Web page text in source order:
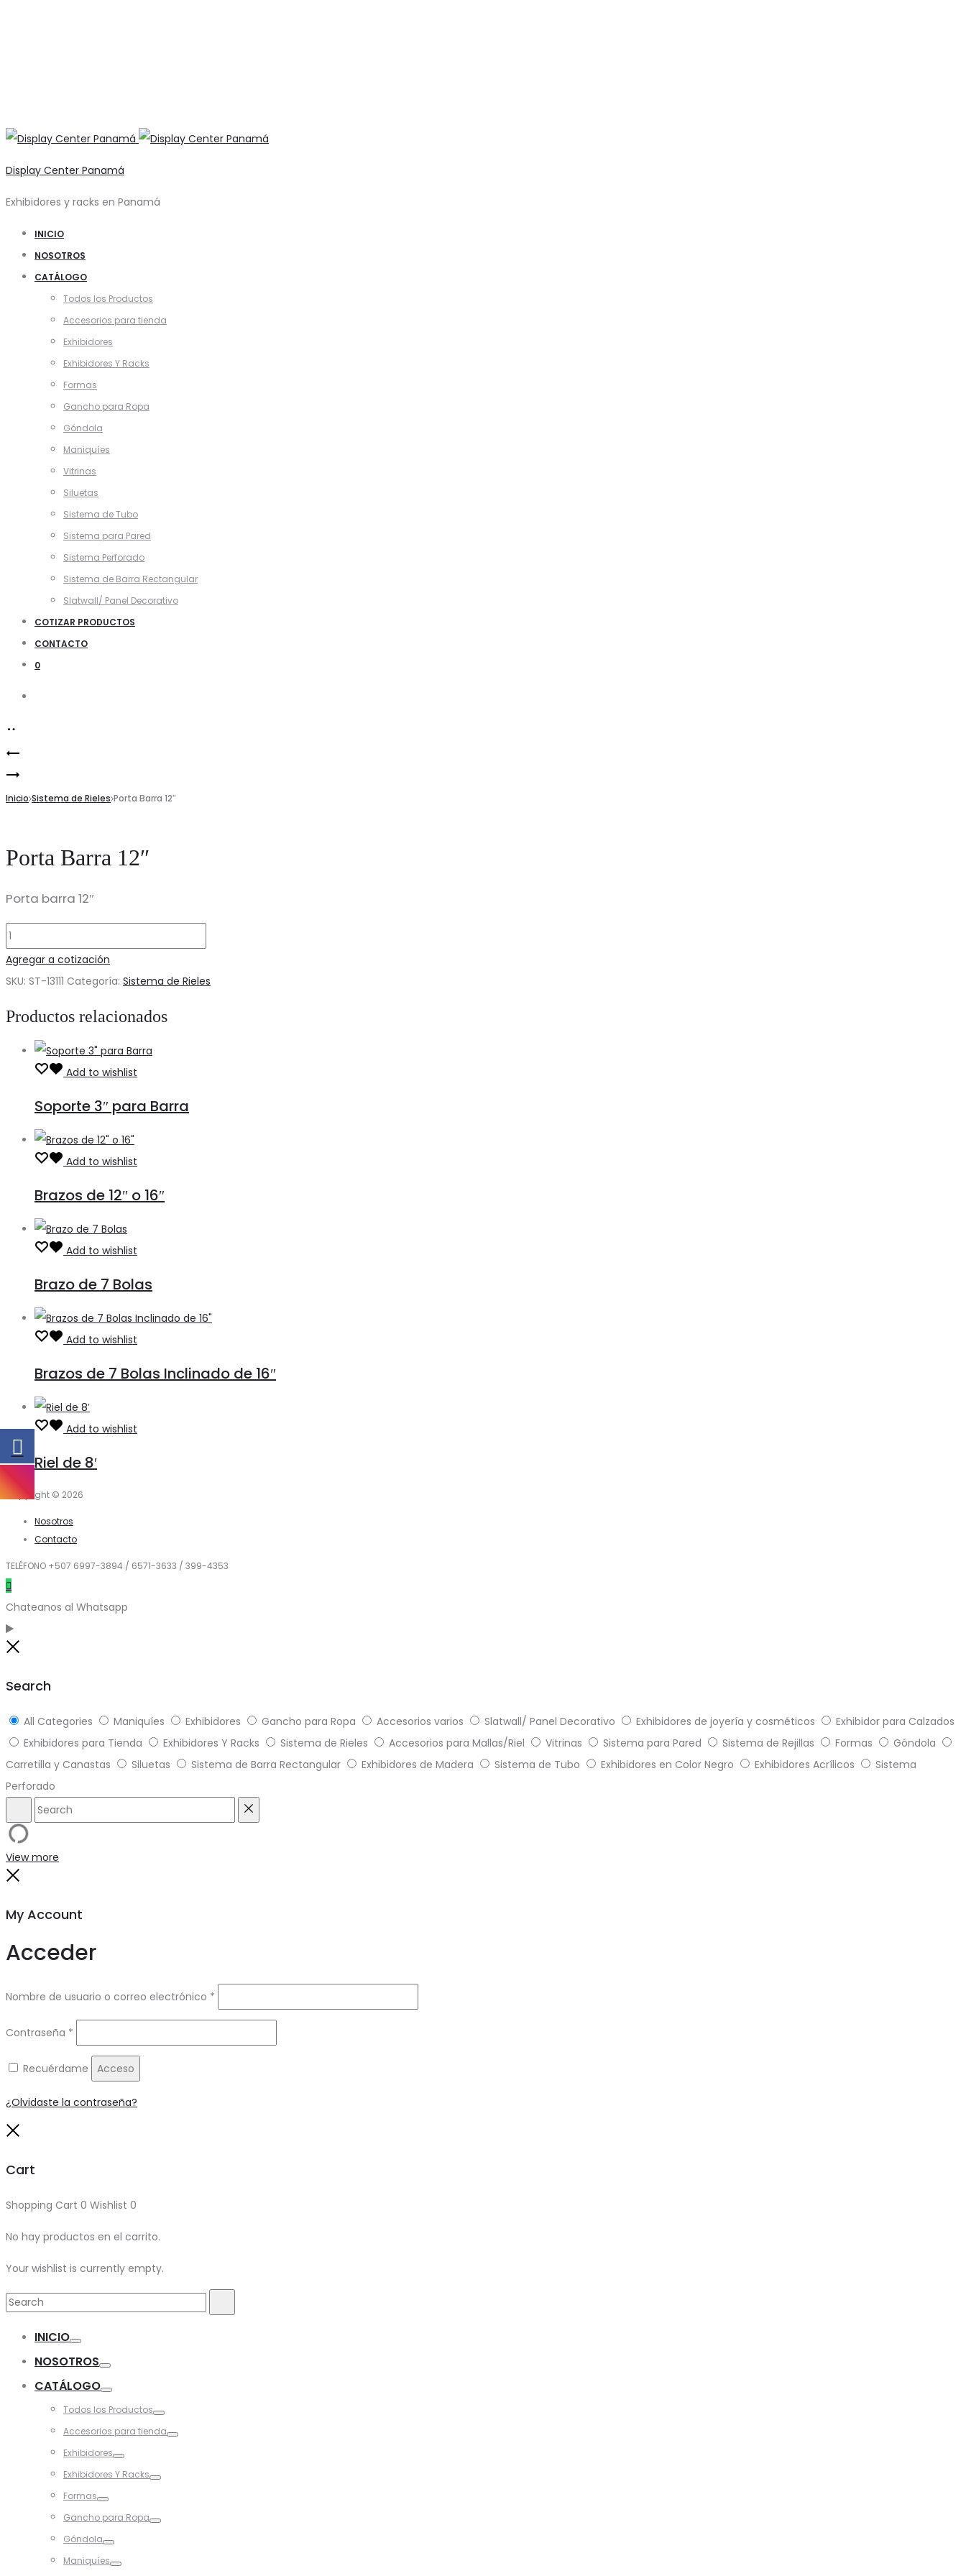
Display Center Panamá
Exhibidores y racks en Panamá
INICIO
NOSOTROS
CATÁLOGO
Todos los Productos
Accesorios para tienda
Exhibidores
Exhibidores Y Racks
Formas
Gancho para Ropa
Góndola
Maniquíes
Vitrinas
Siluetas
Sistema de Tubo
Sistema para Pared
Sistema Perforado
Sistema de Barra Rectangular
Slatwall/ Panel Decorativo
COTIZAR PRODUCTOS
CONTACTO
0
Product
navigation
3″
Reforzado
Riel
8′
Inicio Sistema de Rieles Porta Barra 12″
Porta Barra 12″
Porta barra 12″
Porta
Barra
12"
Agregar a cotización
SKU: ST-13111 Categoría: Sistema de Rieles
Productos relacionados
Add to wishlist
Soporte 3″ para Barra
Add to wishlist
Brazos de 12″ o 16″
Add to wishlist
Brazo de 7 Bolas
Add to wishlist
Brazos de 7 Bolas Inclinado de 16″
Add to wishlist
Riel de 8′
Copyright © 2026
Nosotros
Contacto
TELÉFONO +507 6997-3894 / 6571-3633 / 399-4353
Chateanos al Whatsapp
Search
All Categories Maniquíes Exhibidores Gancho para Ropa Accesorios varios Slatwall/ Panel Decorativo Exhibidores de joyería y cosméticos
Exhibidor para Calzados
Exhibidores para Tienda
Exhibidores Y Racks Sistema de Rieles Accesorios para Mallas/Riel Vitrinas Sistema para Pared Sistema de Rejillas Formas
Góndola
Carretilla y Canastas
Siluetas Sistema de Barra Rectangular Exhibidores de Madera Sistema de Tubo Exhibidores en Color Negro Exhibidores Acrílicos
Sistema
Perforado
Search
View more
My Account
Acceder
Nombre de usuario o correo electrónico *
Contraseña *
Recuérdame Acceso
¿Olvidaste la contraseña?
Cart
Shopping Cart 0 Wishlist 0
No hay productos en el carrito.
Your wishlist is currently empty.
Search
INICIO
NOSOTROS
CATÁLOGO
Todos los Productos
Accesorios para tienda
Exhibidores
Exhibidores Y Racks
Formas
Gancho para Ropa
Góndola
Maniquíes